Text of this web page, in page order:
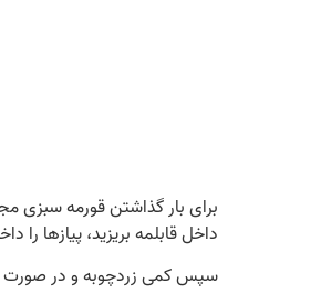
برای بار گذاشتن قورمه سبزی
داخل قابلمه بریزید، پیازها
سپس کمی زردچوبه و در صورت